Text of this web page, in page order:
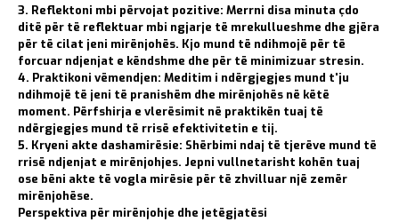
3. Reflektoni mbi përvojat pozitive: Merrni disa minuta çdo
ditë për të reflektuar mbi ngjarje të mrekullueshme dhe gjëra
për të cilat jeni mirënjohës. Kjo mund të ndihmojë për të
forcuar ndjenjat e këndshme dhe për të minimizuar stresin.
4. Praktikoni vëmendjen: Meditim i ndërgjegjes mund t'ju
ndihmojë të jeni të pranishëm dhe mirënjohës në këtë
moment. Përfshirja e vlerësimit në praktikën tuaj të
ndërgjegjes mund të rrisë efektivitetin e tij.
5. Kryeni akte dashamirësie: Shërbimi ndaj të tjerëve mund të
rrisë ndjenjat e mirënjohjes. Jepni vullnetarisht kohën tuaj
ose bëni akte të vogla mirësie për të zhvilluar një zemër
mirënjohëse.
Perspektiva për mirënjohje dhe jetëgjatësi